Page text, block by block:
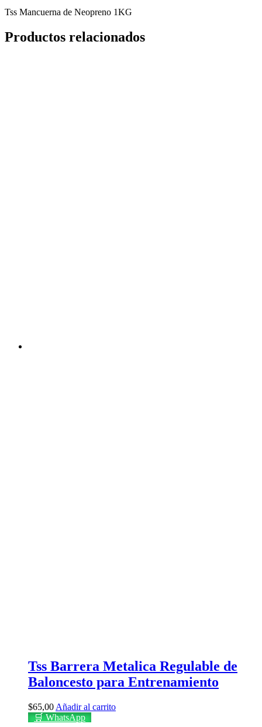
Tss Mancuerna de Neopreno 1KG
Productos relacionados
Tss Barrera Metalica Regulable de
Baloncesto para Entrenamiento
$65,00 Añadir al carrito
🛒 WhatsApp